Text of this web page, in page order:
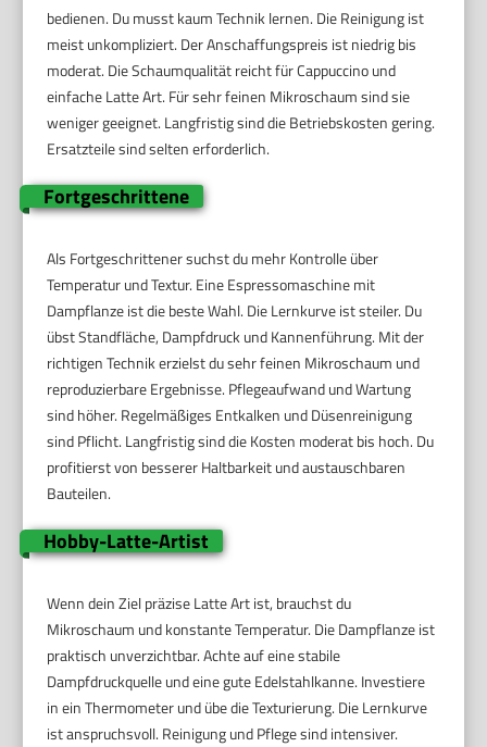
bedienen. Du musst kaum Technik lernen. Die Reinigung ist
meist unkompliziert. Der Anschaffungspreis ist niedrig bis
moderat. Die Schaumqualität reicht für Cappuccino und
einfache Latte Art. Für sehr feinen Mikroschaum sind sie
weniger geeignet. Langfristig sind die Betriebskosten gering.
Ersatzteile sind selten erforderlich.
Fortgeschrittene
Als Fortgeschrittener suchst du mehr Kontrolle über
Temperatur und Textur. Eine Espressomaschine mit
Dampflanze ist die beste Wahl. Die Lernkurve ist steiler. Du
übst Standfläche, Dampfdruck und Kannenführung. Mit der
richtigen Technik erzielst du sehr feinen Mikroschaum und
reproduzierbare Ergebnisse. Pflegeaufwand und Wartung
sind höher. Regelmäßiges Entkalken und Düsenreinigung
sind Pflicht. Langfristig sind die Kosten moderat bis hoch. Du
profitierst von besserer Haltbarkeit und austauschbaren
Bauteilen.
Hobby-Latte-Artist
Wenn dein Ziel präzise Latte Art ist, brauchst du
Mikroschaum und konstante Temperatur. Die Dampflanze ist
praktisch unverzichtbar. Achte auf eine stabile
Dampfdruckquelle und eine gute Edelstahlkanne. Investiere
in ein Thermometer und übe die Texturierung. Die Lernkurve
ist anspruchsvoll. Reinigung und Pflege sind intensiver.